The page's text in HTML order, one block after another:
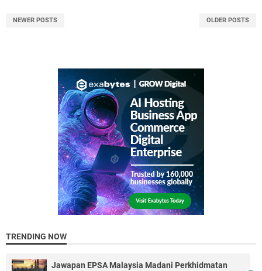
NEWER POSTS OLDER POSTS
TRENDING NOW
Jawapan EPSA Malaysia Madani Perkhidmatan